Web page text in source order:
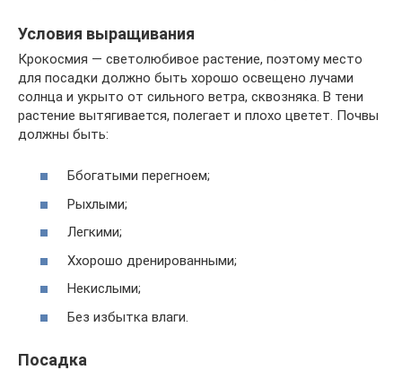
Условия выращивания
Крокосмия — светолюбивое растение, поэтому место
для посадки должно быть хорошо освещено лучами
солнца и укрыто от сильного ветра, сквозняка. В тени
растение вытягивается, полегает и плохо цветет. Почвы
должны быть:
Ббогатыми перегноем;
Рыхлыми;
Легкими;
Ххорошо дренированными;
Некислыми;
Без избытка влаги.
Посадка